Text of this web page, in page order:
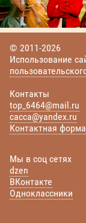
© 2011-2026
Использование
Контакты
top_6464@mail.ru
cacca@yandex.ru
Контактная форма
Мы в соц сетях
dzen
ВКонтакте
Одноклассники